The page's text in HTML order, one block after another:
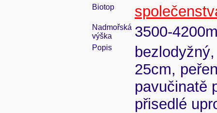
Biotop
Nadmořská
výška
3500-
Popis
25cm,
pavučinatě
přisedlé